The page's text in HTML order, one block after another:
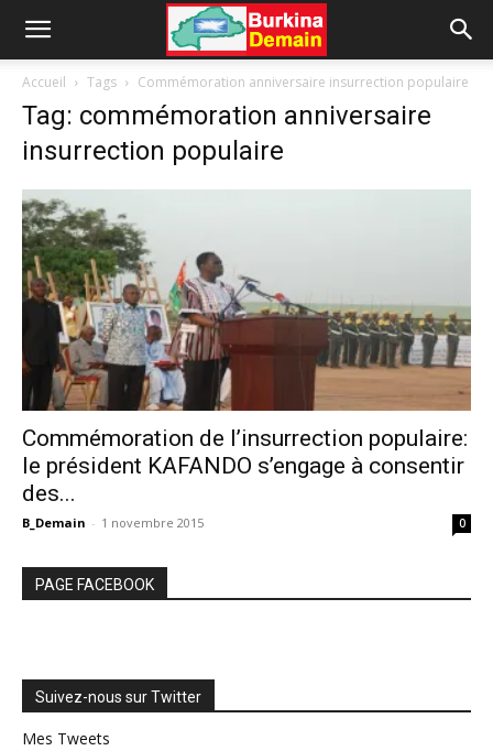
Accueil Tags Commémoration anniversaire insurrection populaire
Tag: commémoration anniversaire
insurrection populaire
Commémoration de l’insurrection populaire:
le président KAFANDO s’engage à consentir
des...
B_Demain - 1 novembre 2015 0
PAGE FACEBOOK
Suivez-nous sur Twitter
Mes Tweets